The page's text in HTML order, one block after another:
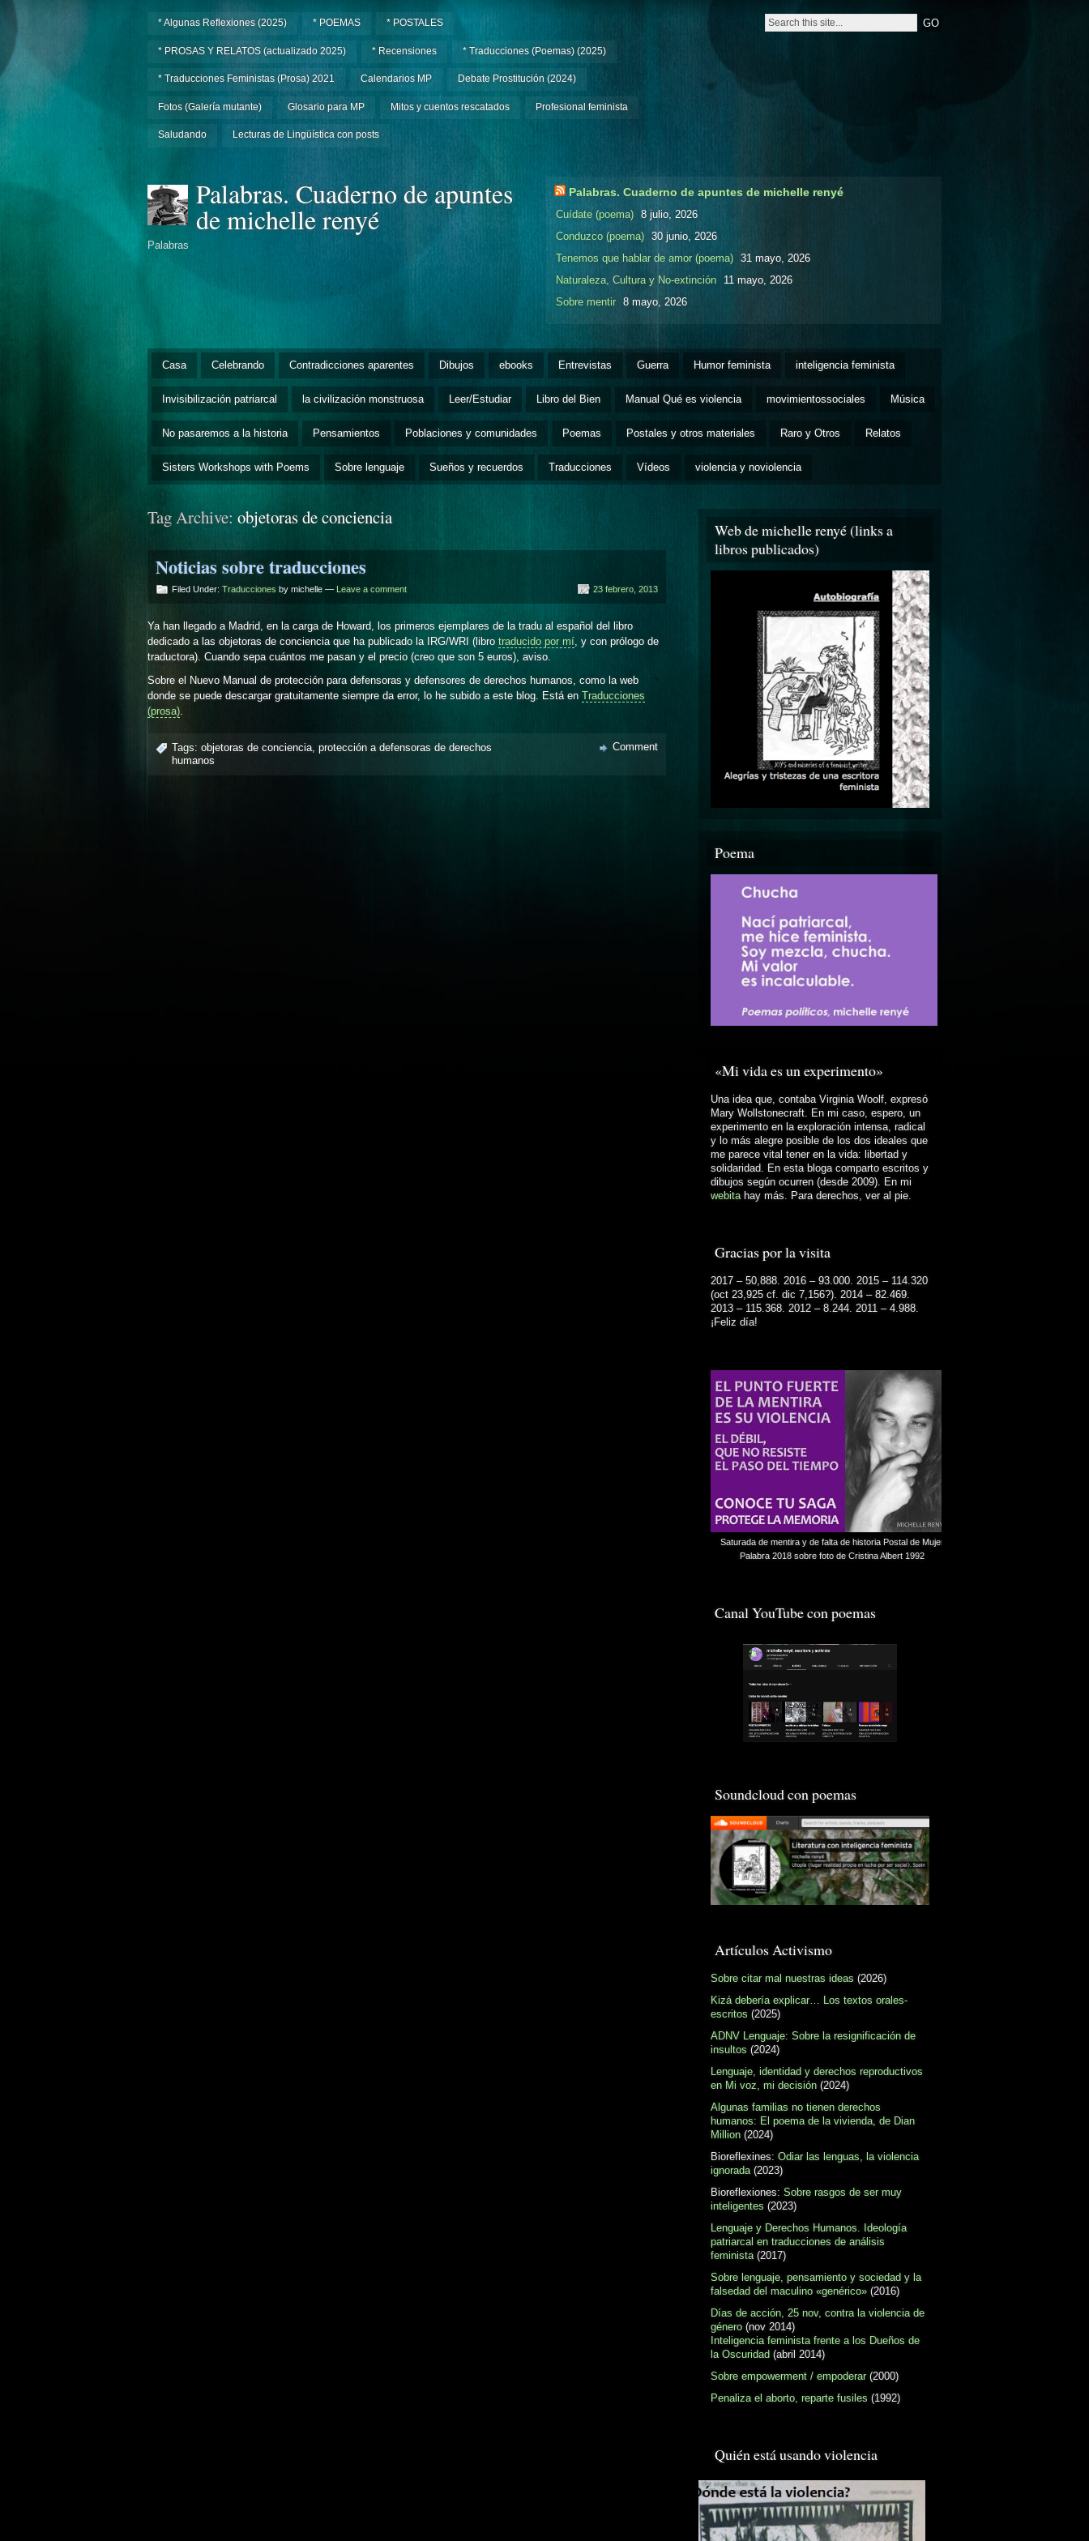
* Algunas Reflexiones (2025) * POEMAS * POSTALES
* PROSAS Y RELATOS (actualizado 2025) * Recensiones * Traducciones (Poemas) (2025)
* Traducciones Feministas (Prosa) 2021 Calendarios MP Debate Prostitución (2024)
Fotos (Galería mutante) Glosario para MP Mitos y cuentos rescatados Profesional feminista
Saludando Lecturas de Lingüística con posts
Palabras. Cuaderno de apuntes
de michelle renyé
Palabras
Palabras. Cuaderno de apuntes de michelle renyé
Cuídate (poema) 8 julio, 2026
Conduzco (poema) 30 junio, 2026
Tenemos que hablar de amor (poema) 31 mayo, 2026
Naturaleza, Cultura y No-extinción
11 mayo, 2026
Sobre mentir 8 mayo, 2026
Casa Celebrando Contradicciones aparentes Dibujos ebooks Entrevistas Guerra Humor feminista inteligencia feminista
Invisibilización patriarcal la civilización monstruosa Leer/Estudiar Libro del Bien Manual Qué es violencia movimientossociales Música
No pasaremos a la historia Pensamientos Poblaciones y comunidades Poemas Postales y otros materiales Raro y Otros Relatos
Sisters Workshops with Poems Sobre lenguaje Sueños y recuerdos Traducciones Vídeos violencia y noviolencia
Tag Archive: objetoras de conciencia
Noticias sobre traducciones
Filed Under: Traducciones by michelle — Leave a comment 23 febrero, 2013
Ya han llegado a Madrid, en la carga de Howard, los primeros ejemplares de la tradu al español del libro
dedicado a las objetoras de conciencia que ha publicado la IRG/WRI (libro traducido por mí , y con prólogo de
traductora). Cuando sepa cuántos me pasan y el precio (creo que son 5 euros), aviso.
Sobre el Nuevo Manual de protección para defensoras y defensores de derechos humanos, como la web
donde se puede descargar gratuitamente siempre da error, lo he subido a este blog. Está en Traducciones
(prosa).
Tags: objetoras de conciencia protección a defensoras de derechos
humanos
Comment
Web de michelle renyé (links a
libros publicados)
Poema
«Mi vida es un experimento»
Una idea que, contaba Virginia Woolf, expresó
Mary Wollstonecraft. En mi caso, espero, un
experimento en la exploración intensa, radical
y lo más alegre posible de los dos ideales que
me parece vital tener en la vida: libertad y
solidaridad. En esta bloga comparto escritos y
dibujos según ocurren (desde 2009). En mi
webita hay más. Para derechos, ver al pie.
Gracias por la visita
2017 – 50,888. 2016 – 93.000. 2015 – 114.320
(oct 23,925 cf. dic 7,156?). 2014 – 82.469.
2013 – 115.368. 2012 – 8.244. 2011 – 4.988.
¡Feliz día!
Saturada de mentira y de falta de historia Postal de Mujer
Palabra 2018 sobre foto de Cristina Albert 1992
Canal YouTube con poemas
Soundcloud con poemas
Artículos Activismo
Sobre citar mal nuestras ideas (2026)
Kizá debería explicar… Los textos orales-
escritos (2025)
ADNV Lenguaje: Sobre la resignificación de
insultos (2024)
Lenguaje, identidad y derechos reproductivos
en Mi voz, mi decisión (2024)
Algunas familias no tienen derechos
humanos: El poema de la vivienda, de Dian
Million (2024)
Bioreflexines: Odiar las lenguas, la violencia
ignorada(2023)
Bioreflexiones: Sobre rasgos de ser muy
inteligentes (2023)
Lenguaje y Derechos Humanos. Ideología
patriarcal en traducciones de análisis
feminista(2017)
Sobre lenguaje, pensamiento y sociedad y la
falsedad del maculino «genérico» (2016)
Días de acción, 25 nov, contra la violencia de
género (nov 2014)
Inteligencia feminista frente a los Dueños de
la Oscuridad (abril 2014)
Sobre empowerment / empoderar(2000)
Penaliza el aborto, reparte fusiles (1992)
Quién está usando violencia